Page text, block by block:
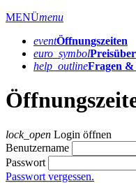
MENÜmenu
eventÖffnungs­zeiten
euro_symbol
help_outlineFragen
lock_open Login öffnen
Benutzername
Passwort
Passwort vergessen.